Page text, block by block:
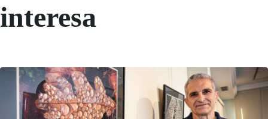
interesa